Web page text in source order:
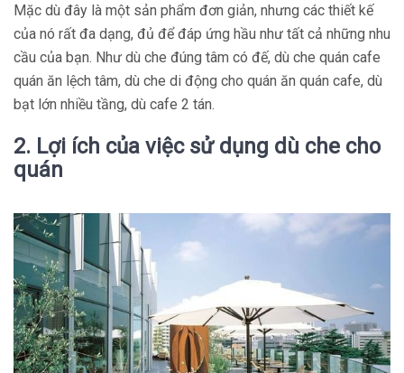
Mặc dù đây là một sản phẩm đơn giản, nhưng các thiết kế
của nó rất đa dạng, đủ để đáp ứng hầu như tất cả những nhu
cầu của bạn. Như dù che đúng tâm có đế, dù che quán cafe
quán ăn lệch tâm, dù che di động cho quán ăn quán cafe, dù
bạt lớn nhiều tầng, dù cafe 2 tán.
2. Lợi ích của việc sử dụng dù che cho
quán